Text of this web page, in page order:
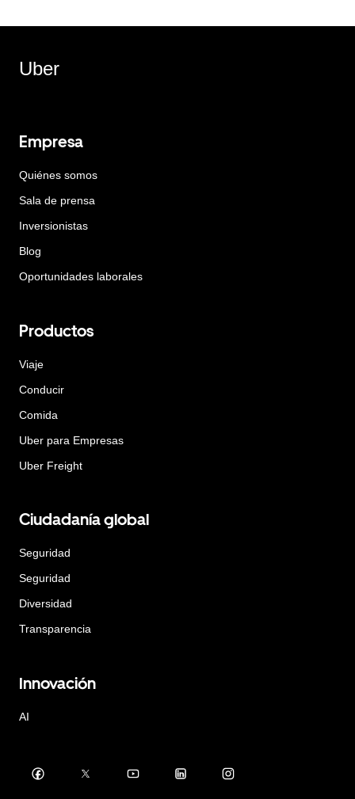
Uber
Empresa
Quiénes somos
Sala de prensa
Inversionistas
Blog
Oportunidades laborales
Productos
Viaje
Conducir
Comida
Uber para Empresas
Uber Freight
Ciudadanía global
Seguridad
Seguridad
Diversidad
Transparencia
Innovación
AI